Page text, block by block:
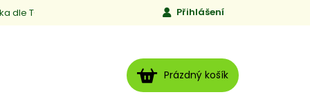
dle TCM Jen to, čemu věříme
Přihlášení
NÁKUPNÍ
KOŠÍK
Prázdný košík